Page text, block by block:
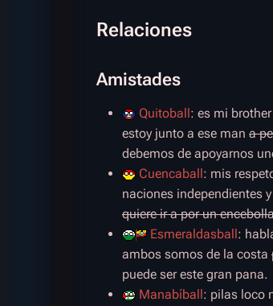
Relaciones
Amistades
Quitoball: es mi
estoy junto a ese man a
debemos de apoyarnos
Cuencaball: mis
naciones independientes
quiere ir a por un
Esmeraldasball:
ambos somos de la costa
puede ser este gran pana.
Manabíball: pilas loco